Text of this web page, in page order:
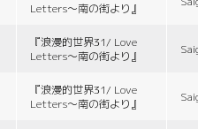
Letters〜南の街より』
『浪漫的世界31/ Love
Letters〜南の街より』
『浪漫的世界31/ Love
Letters〜南の街より』